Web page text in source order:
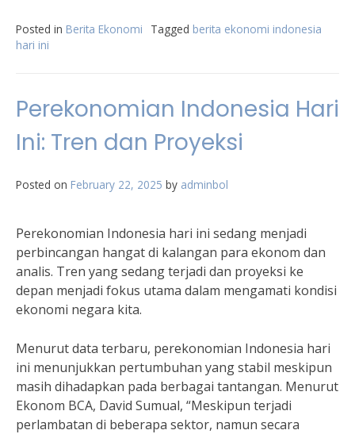
Posted in Berita Ekonomi Tagged berita ekonomi indonesia
hari ini
Perekonomian Indonesia Hari
Ini: Tren dan Proyeksi
Posted on February 22, 2025 by adminbol
Perekonomian Indonesia hari ini sedang menjadi
perbincangan hangat di kalangan para ekonom dan
analis. Tren yang sedang terjadi dan proyeksi ke
depan menjadi fokus utama dalam mengamati kondisi
ekonomi negara kita.
Menurut data terbaru, perekonomian Indonesia hari
ini menunjukkan pertumbuhan yang stabil meskipun
masih dihadapkan pada berbagai tantangan. Menurut
Ekonom BCA, David Sumual, “Meskipun terjadi
perlambatan di beberapa sektor, namun secara